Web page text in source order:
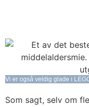
Vi er også veldig glade i
Som sagt, selv om